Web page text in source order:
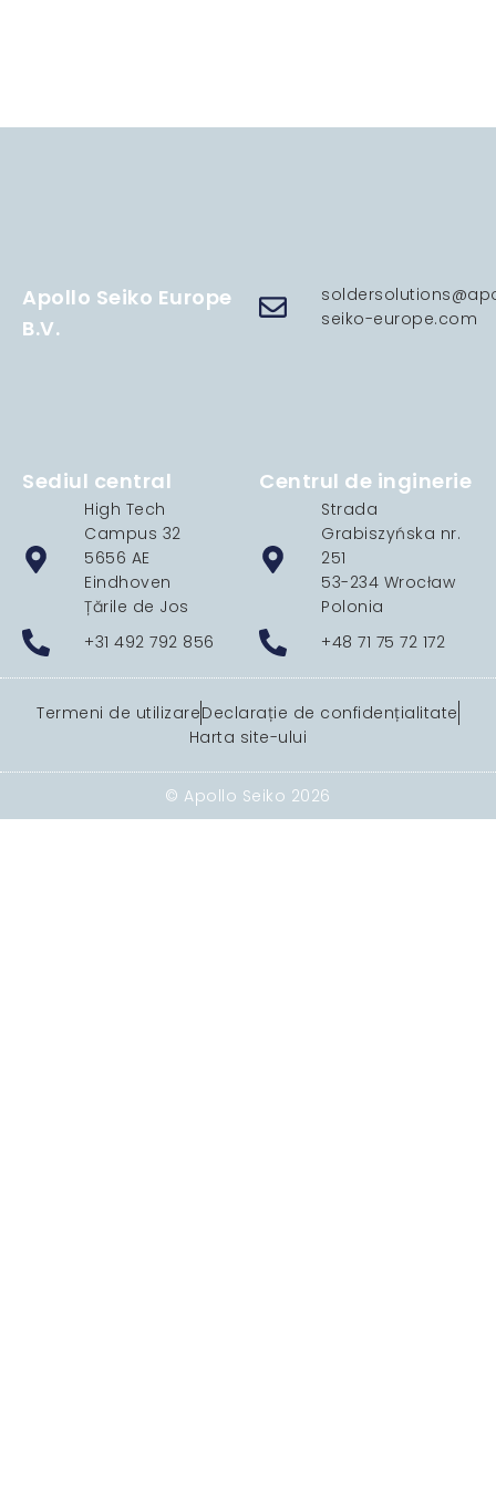
Apollo Seiko Europe
B.V.
seiko-europe.com
Sediul central
High Tech
Campus 32
5656 AE
Eindhoven
Țările de Jos
+31 492 792 856
Centrul de inginerie
Strada
Grabiszyńska nr.
251
53-234 Wrocław
Polonia
+48 71 75 72 172
Termeni de utilizareDeclarație de confidențialitate
Harta site-ului
© Apollo Seiko 2026